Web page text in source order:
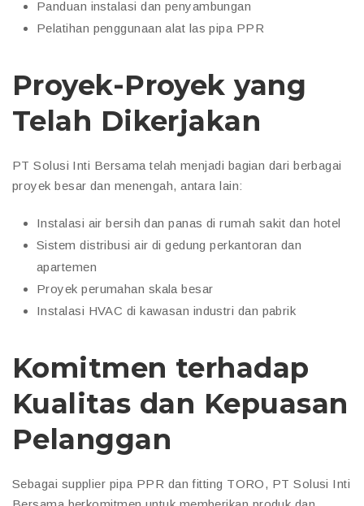
Panduan instalasi dan penyambungan
Pelatihan penggunaan alat las pipa PPR
Proyek-Proyek yang
Telah Dikerjakan
PT Solusi Inti Bersama telah menjadi bagian dari berbagai
proyek besar dan menengah, antara lain:
Instalasi air bersih dan panas di rumah sakit dan hotel
Sistem distribusi air di gedung perkantoran dan
apartemen
Proyek perumahan skala besar
Instalasi HVAC di kawasan industri dan pabrik
Komitmen terhadap
Kualitas dan Kepuasan
Pelanggan
Sebagai supplier pipa PPR dan fitting TORO, PT Solusi Inti